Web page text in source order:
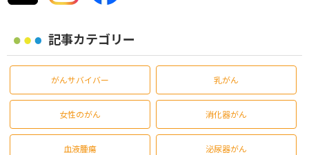
記事カテゴリー
がんサバイバー 乳がん
女性のがん 消化器がん
血液腫瘍 泌尿器がん